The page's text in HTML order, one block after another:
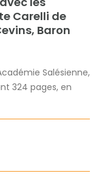
Carelli de
Baron
Salésienne,
324 pages, en